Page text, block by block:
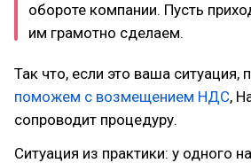
обороте компании. Пусть
им грамотно сделаем.
Так что, если это ваша ситуация,
поможем с возмещением НДС,
сопроводит процедуру.
Ситуация из практики: у одного